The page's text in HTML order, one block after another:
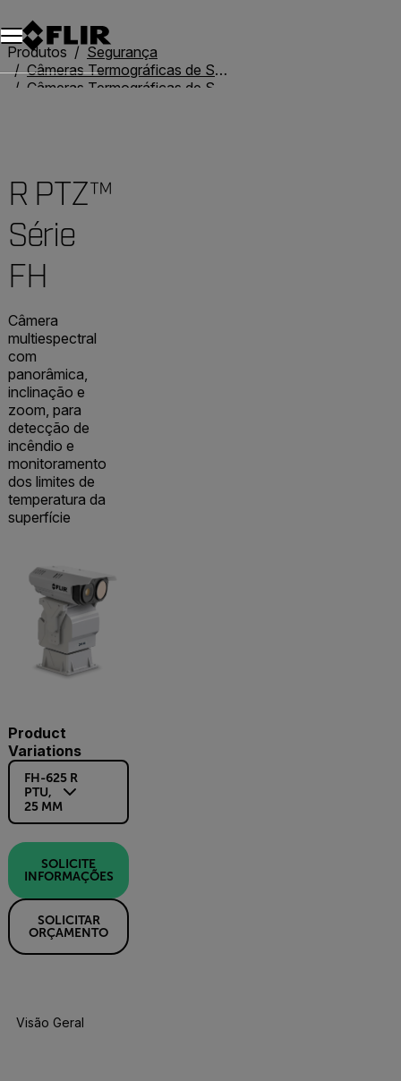
Produtos
Segurança
Câmeras Termográficas de Segurança
Câmeras Termográficas de Segurança Panorâmicas/Inclinadas
R PTZ™
Série
FH
Câmera
multiespectral
com
panorâmica,
inclinação e
zoom, para
detecção de
incêndio e
monitoramento
dos limites de
temperatura da
superfície
Product
Variations
FH-625 R
PTU,
25 MM
SOLICITE
INFORMAÇÕES
SOLICITAR
ORÇAMENTO
Visão Geral Do Produto